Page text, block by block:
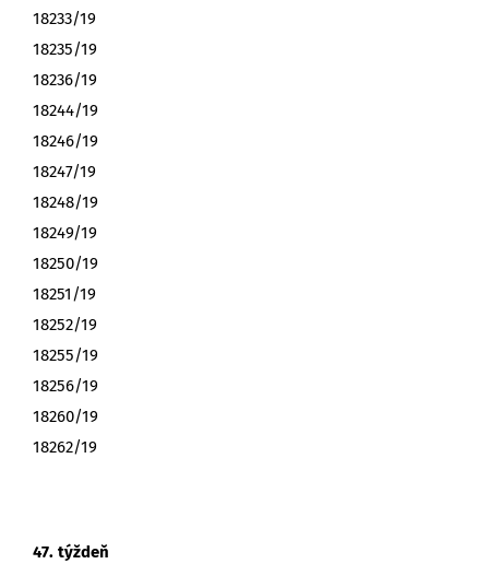
18233/19
18235/19
18236/19
18244/19
18246/19
18247/19
18248/19
18249/19
18250/19
18251/19
18252/19
18255/19
18256/19
18260/19
18262/19
47. týždeň